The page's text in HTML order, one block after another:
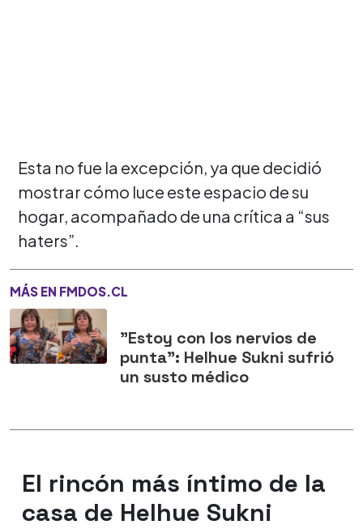
Esta no fue la excepción, ya que decidió
mostrar cómo luce este espacio de su
hogar, acompañado de una crítica a “sus
haters”.
MÁS EN FMDOS.CL
"Estoy con los nervios de
punta": Helhue Sukni sufrió
un susto médico
El rincón más íntimo de la
casa de Helhue Sukni